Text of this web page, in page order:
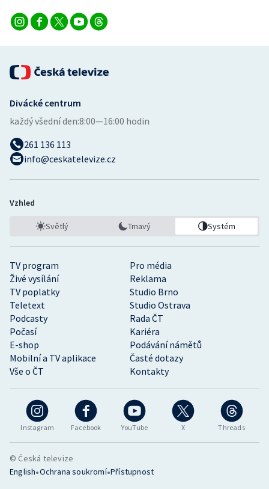
Instagram Facebook YouTube X Threads
TV program
Pro média
Živé vysílání
Reklama
TV poplatky
Studio Brno
Teletext
Studio Ostrava
Podcasty
Rada ČT
Počasí
Kariéra
E-shop
Podávání námětů
Mobilní a TV aplikace
Časté dotazy
Vše o ČT
Kontakty
Divácké centrum
každý všední den:8:00—16:00 hodin
261 136 113
info@ceskatelevize.cz
Vzhled
Světlý Tmavý Systém
© Česká televize
English•Ochrana soukromí•Přístupnost